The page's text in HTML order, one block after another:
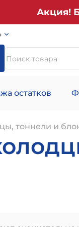
Акция!
остатков
тоннели и